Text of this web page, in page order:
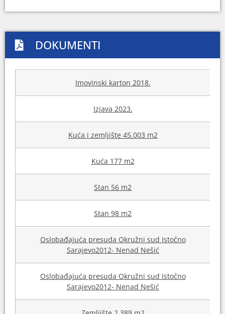
DOKUMENTI
Imovinski karton 2018.
Izjava 2023.
Kuća i zemljište 45.003 m2
Kuća 177 m2
Stan 56 m2
Stan 98 m2
Oslobađajuća presuda Okružni sud Istočno
Sarajevo2012- Nenad Nešić
Oslobađajuća presuda Okružni sud Istočno
Sarajevo2012- Nenad Nešić